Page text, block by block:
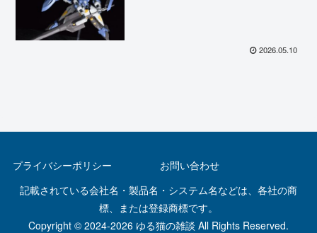
2026.05.10
プライバシーポリシー
お問い合わせ
記載されている会社名・製品名・システム名などは、各社の商
標、または登録商標です。
Copyright © 2024-2026 ゆる猫の雑談 All Rights Reserved.